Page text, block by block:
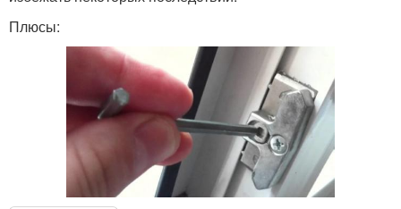
Плюсы: